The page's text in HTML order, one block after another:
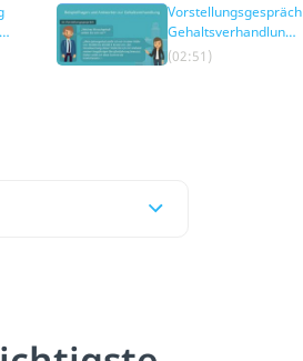
Vorstellungsgespräch
Gehaltsverhandlung
Beispiele
(02:51)